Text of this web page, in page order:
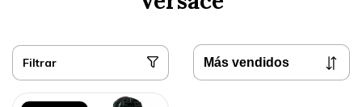
Filtrar